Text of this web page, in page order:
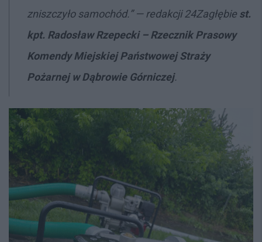
zniszczyło samochód.” — redakcji 24Zagłębie st.
kpt. Radosław Rzepecki – Rzecznik Prasowy
Komendy Miejskiej Państwowej Straży
Pożarnej w Dąbrowie Górniczej.